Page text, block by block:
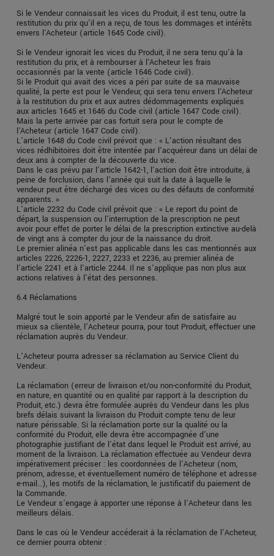
Si le Vendeur connaissait les vices du Produit, il est tenu, outre la
restitution du prix qu'il en a reçu, de tous les dommages et intérêts
envers l'Acheteur (article 1645 Code civil).
Si le Vendeur ignorait les vices du Produit, il ne sera tenu qu'à la
restitution du prix, et à rembourser à l'Acheteur les frais
occasionnés par la vente (article 1646 Code civil).
Si le Produit qui avait des vices a péri par suite de sa mauvaise
qualité, la perte est pour le Vendeur, qui sera tenu envers l'Acheteur
à la restitution du prix et aux autres dédommagements expliqués
aux articles 1645 et 1646 du Code civil (article 1647 Code civil).
Mais la perte arrivée par cas fortuit sera pour le compte de
l'Acheteur (article 1647 Code civil).
L’article 1648 du Code civil prévoit que : « L'action résultant des
vices rédhibitoires doit être intentée par l'acquéreur dans un délai de
deux ans à compter de la découverte du vice.
Dans le cas prévu par l'article 1642-1, l'action doit être introduite, à
peine de forclusion, dans l'année qui suit la date à laquelle le
vendeur peut être déchargé des vices ou des défauts de conformité
apparents. »
L’article 2232 du Code civil prévoit que : « Le report du point de
départ, la suspension ou l'interruption de la prescription ne peut
avoir pour effet de porter le délai de la prescription extinctive au-delà
de vingt ans à compter du jour de la naissance du droit.
Le premier alinéa n'est pas applicable dans les cas mentionnés aux
articles 2226, 2226-1, 2227, 2233 et 2236, au premier alinéa de
l'article 2241 et à l'article 2244. Il ne s'applique pas non plus aux
actions relatives à l'état des personnes.
6.4 Réclamations
Malgré tout le soin apporté par le Vendeur afin de satisfaire au
mieux sa clientèle, l’Acheteur pourra, pour tout Produit, effectuer une
réclamation auprès du Vendeur.
L’Acheteur pourra adresser sa réclamation au Service Client du
Vendeur.
La réclamation (erreur de livraison et/ou non-conformité du Produit,
en nature, en quantité ou en qualité par rapport à la description du
Produit, etc.) devra être formulée auprès du Vendeur dans les plus
brefs délais suivant la livraison du Produit compte tenu de leur
nature périssable. Si la réclamation porte sur la qualité ou la
conformité du Produit, elle devra être accompagnée d’une
photographie justifiant de l’état dans lequel le Produit est arrivé, au
moment de la livraison. La réclamation effectuée au Vendeur devra
impérativement préciser : les coordonnées de l’Acheteur (nom,
prénom, adresse, et éventuellement numéro de téléphone et adresse
e-mail…), les motifs de la réclamation, le justificatif du paiement de
la Commande.
Le Vendeur s’engage à apporter une réponse à l’Acheteur dans les
meilleurs délais.
Dans le cas où le Vendeur accéderait à la réclamation de l’Acheteur,
ce dernier pourra obtenir :